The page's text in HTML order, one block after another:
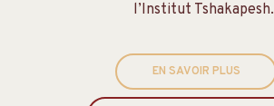
l’Institut Tshakapesh.
EN SAVOIR PLUS